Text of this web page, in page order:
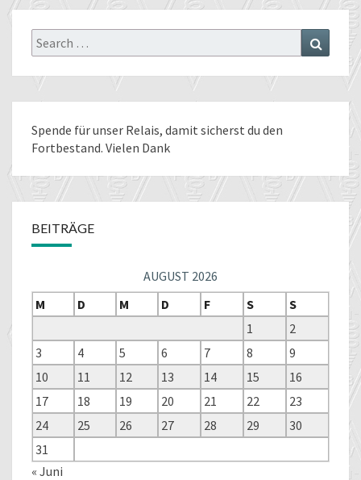
Search
for:
Search
Spende für unser Relais, damit sicherst du den
Fortbestand. Vielen Dank
BEITRÄGE
AUGUST 2026
M
D M D F S
S
1
2
3
4 5 6 7 8
9
10
11 12 13 14 15
16
17
18 19 20 21 22
23
24
25 26 27 28 29
30
31
« Juni